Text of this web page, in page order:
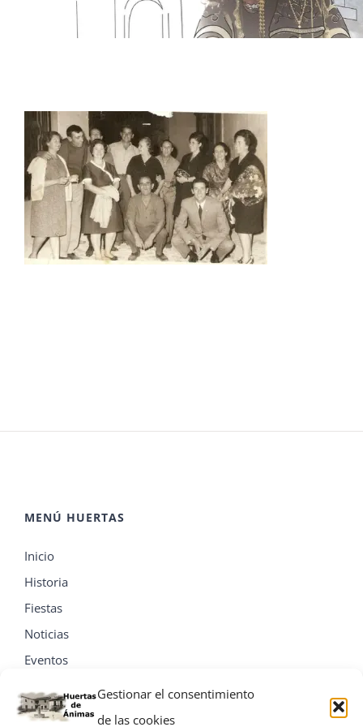
Gestionar el consentimiento
de las cookies
MENÚ HUERTAS
Inicio
Historia
Fiestas
Noticias
Eventos